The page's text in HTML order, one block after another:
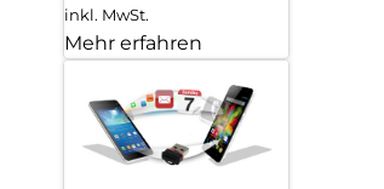
inkl. MwSt.
Mehr erfahren